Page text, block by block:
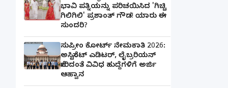
ಭಾವಿ ಪತ್ನಿಯನ್ನು ಪರಿಚಯಿಸಿದ 'ಗಿಚ್ಚಿ
ಗಿಲಿಗಿಲಿ' ಪ್ರಶಾಂತ್ ಗೌಡ! ಯಾರು ಈ
ಸುಂದರಿ?
ಸುಪ್ರೀಂ ಕೋರ್ಟ್ ನೇಮಕಾತಿ 2026:
ಅಸಿಸ್ಟೆಂಟ್ ಎಡಿಟರ್, ಲೈಬ್ರರಿಯನ್
ಸೇರಿದಂತೆ ವಿವಿಧ ಹುದ್ದೆಗಳಿಗೆ ಅರ್ಜಿ
ಆಹ್ವಾನ